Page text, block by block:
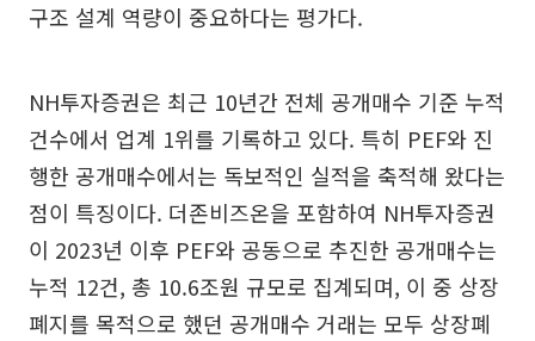
구조 설계 역량이 중요하다는 평가다.
NH투자증권은 최근 10년간 전체 공개매수 기준 누적
건수에서 업계 1위를 기록하고 있다. 특히 PEF와 진
행한 공개매수에서는 독보적인 실적을 축적해 왔다는
점이 특징이다. 더존비즈온을 포함하여 NH투자증권
이 2023년 이후 PEF와 공동으로 추진한 공개매수는
누적 12건, 총 10.6조원 규모로 집계되며, 이 중 상장
폐지를 목적으로 했던 공개매수 거래는 모두 상장폐